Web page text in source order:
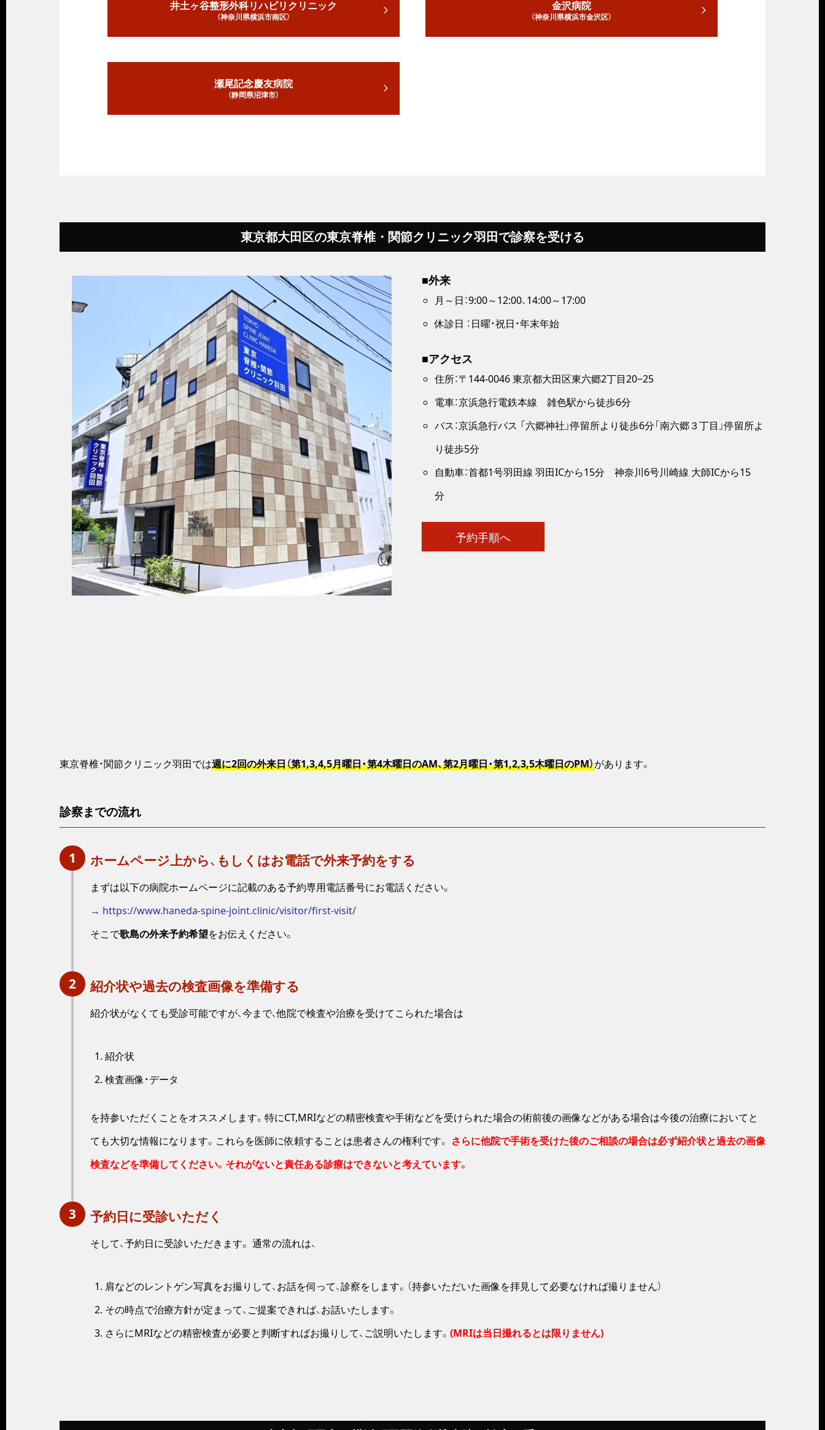
井土ヶ谷整形外科リハビリクリニック
（神奈川県横浜市南区）
金沢病院
（神奈川県横浜市金沢区）
瀬尾記念慶友病院
（静岡県沼津市）
東京都大田区の東京脊椎・関節クリニック羽田で診察を受ける
■外来
月～日：9:00～12:00、14:00～17:00
休診日 ：日曜・祝日・年末年始
■アクセス
住所：〒144-0046 東京都大田区東六郷2丁目20−25
電車：京浜急行電鉄本線 雑色駅から徒歩6分
バス：京浜急行バス 「六郷神社」停留所より徒歩6分「南六郷３丁目」停留所よ
り徒歩5分
自動車：首都1号羽田線 羽田ICから15分 神奈川6号川崎線 大師ICから15
分
予約手順へ
東京脊椎・関節クリニック羽田では週に2回の外来日（第1,3,4,5月曜日・第4木曜日のAM、第2月曜日・第1,2,3,5木曜日のPM）があります。
診察までの流れ
1 ホームページ上から、もしくはお電話で外来予約をする
まずは以下の病院ホームページに記載のある予約専用電話番号にお電話ください。
→ https://www.haneda-spine-joint.clinic/visitor/first-visit/
そこで歌島の外来予約希望をお伝えください。
2 紹介状や過去の検査画像を準備する
紹介状がなくても受診可能ですが、今まで、他院で検査や治療を受けてこられた場合は
紹介状
検査画像・データ
を持参いただくことをオススメします。特にCT,MRIなどの精密検査や手術などを受けられた場合の術前後の画像などがある場合は今後の治療においてと
ても大切な情報になります。これらを医師に依頼することは患者さんの権利です。 さらに他院で手術を受けた後のご相談の場合は必ず紹介状と過去の画像
検査などを準備してください。それがないと責任ある診療はできないと考えています。
3 予約日に受診いただく
そして、予約日に受診いただきます。 通常の流れは、
肩などのレントゲン写真をお撮りして、お話を伺って、診察をします。（持参いただいた画像を拝見して必要なければ撮りません）
その時点で治療方針が定まって、ご提案できれば、お話いたします。
さらにMRIなどの精密検査が必要と判断すればお撮りして、ご説明いたします。 (MRIは当日撮れるとは限りません)